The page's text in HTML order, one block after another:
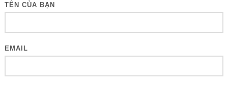
TÊN CỦA BẠN
EMAIL